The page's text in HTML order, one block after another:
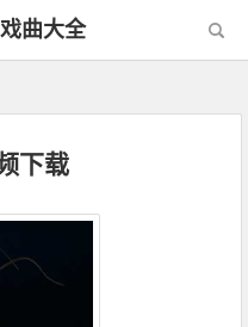
曲大全
下载